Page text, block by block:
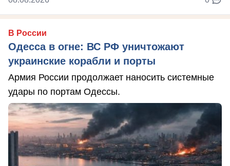
В России
Одесса в огне: ВС РФ уничтожают
украинские корабли и порты
Армия России продолжает наносить системные
удары по портам Одессы.